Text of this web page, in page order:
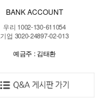
BANK ACCOUNT
우리 1002-130-611054
기업 3020-24897-02-013
예금주 : 김태환